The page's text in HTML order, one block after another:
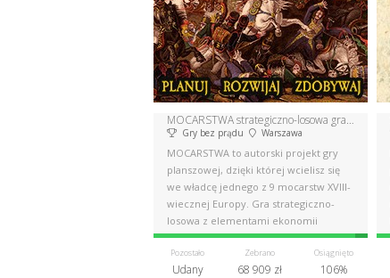
MOCARSTWA strategiczno-losowa gra planszowa
Gry bez prądu Warszawa
MOCARSTWA to autorski projekt gry
planszowej, dzięki której wcielisz się
we władcę jednego z 9 mocarstw XVIII-
wiecznej Europy. Gra strategiczno-
losowa z elementami ekonomii
Pozostało
Udany
Zebrano
68 909 zł
Osiągnięto
106%